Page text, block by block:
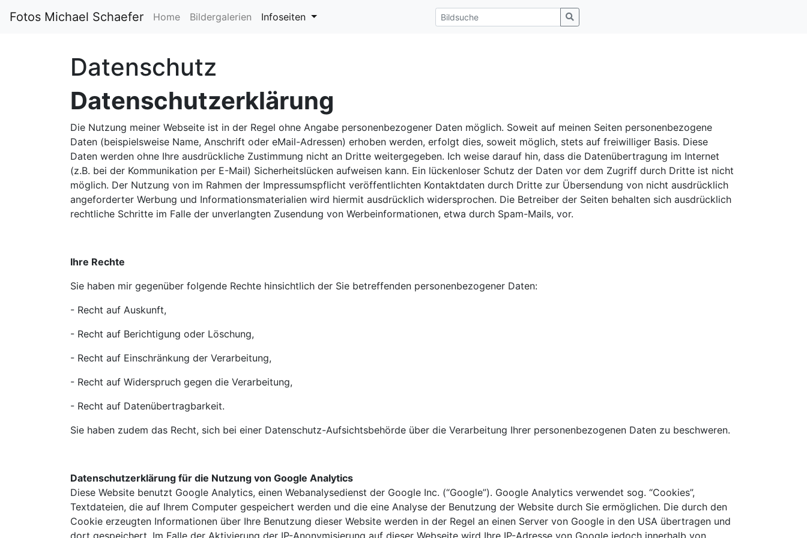
Fotos Michael Schaefer Home Bildergalerien Infoseiten
Datenschutz
Datenschutzerklärung
Die Nutzung meiner Webseite ist in der Regel ohne Angabe personenbezogener Daten möglich. Soweit auf meinen Seiten personenbezogene
Daten (beispielsweise Name, Anschrift oder eMail-Adressen) erhoben werden, erfolgt dies, soweit möglich, stets auf freiwilliger Basis. Diese
Daten werden ohne Ihre ausdrückliche Zustimmung nicht an Dritte weitergegeben. Ich weise darauf hin, dass die Datenübertragung im Internet
(z.B. bei der Kommunikation per E-Mail) Sicherheitslücken aufweisen kann. Ein lückenloser Schutz der Daten vor dem Zugriff durch Dritte ist nicht
möglich. Der Nutzung von im Rahmen der Impressumspflicht veröffentlichten Kontaktdaten durch Dritte zur Übersendung von nicht ausdrücklich
angeforderter Werbung und Informationsmaterialien wird hiermit ausdrücklich widersprochen. Die Betreiber der Seiten behalten sich ausdrücklich
rechtliche Schritte im Falle der unverlangten Zusendung von Werbeinformationen, etwa durch Spam-Mails, vor.
Ihre Rechte
Sie haben mir gegenüber folgende Rechte hinsichtlich der Sie betreffenden personenbezogener Daten:
- Recht auf Auskunft,
- Recht auf Berichtigung oder Löschung,
- Recht auf Einschränkung der Verarbeitung,
- Recht auf Widerspruch gegen die Verarbeitung,
- Recht auf Datenübertragbarkeit.
Sie haben zudem das Recht, sich bei einer Datenschutz-Aufsichtsbehörde über die Verarbeitung Ihrer personenbezogenen Daten zu beschweren.
Datenschutzerklärung für die Nutzung von Google Analytics
Diese Website benutzt Google Analytics, einen Webanalysedienst der Google Inc. (“Google”). Google Analytics verwendet sog. “Cookies”,
Textdateien, die auf Ihrem Computer gespeichert werden und die eine Analyse der Benutzung der Website durch Sie ermöglichen. Die durch den
Cookie erzeugten Informationen über Ihre Benutzung dieser Website werden in der Regel an einen Server von Google in den USA übertragen und
dort gespeichert. Im Falle der Aktivierung der IP-Anonymisierung auf dieser Webseite wird Ihre IP-Adresse von Google jedoch innerhalb von